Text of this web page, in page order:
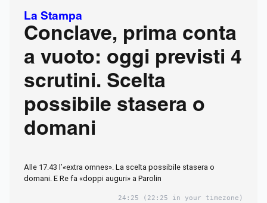
La Stampa
Conclave, prima conta
a vuoto: oggi previsti 4
scrutini. Scelta
possibile stasera o
domani
Alle 17.43 l’«extra omnes». La scelta possibile stasera o
domani. E Re fa «doppi auguri» a Parolin
24:25 (22:25 in your timezone)